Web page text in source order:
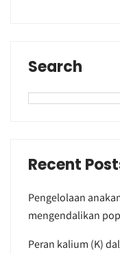
Search
Recent
Pengelolaan
mengendalikan
Peran kalium (K)